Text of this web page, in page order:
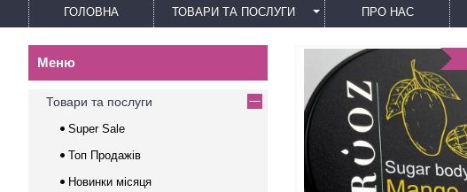
ГОЛОВНА ТОВАРИ ТА ПОСЛУГИ ПРО НАС
Товари та послуги
Super Sale
Топ Продажів
Новинки місяця